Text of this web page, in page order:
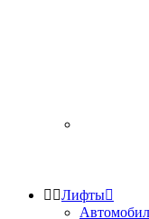
 Лифты